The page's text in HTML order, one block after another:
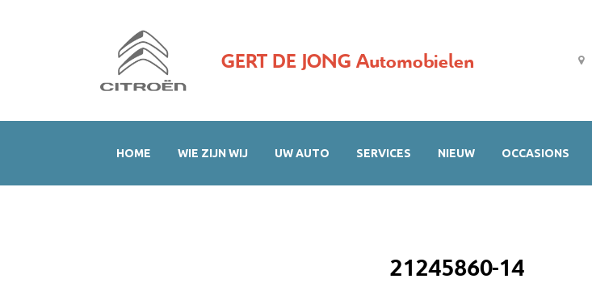
GERT DE JONG Automobielen
HOME WIE ZIJN WIJ UW AUTO SERVICES NIEUW OCCASIONS
21245860-14